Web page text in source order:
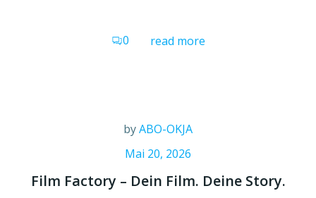
0 read more
byABO-OKJA
Mai 20, 2026
Film Factory – Dein Film. Deine Story.